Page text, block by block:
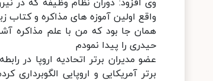
وی افزود: دوران نظام وظیفه که در
واقع اولین آموزه های مذاکره و کتاب
همان جا بود که من با علم مذاکره
حیدری را پیدا نمودم
عضو مدیران برتر اتحادیه اروپا در
برتر آمریکایی و اروپایی